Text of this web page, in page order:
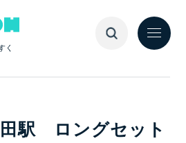
く
駅 ロングセット